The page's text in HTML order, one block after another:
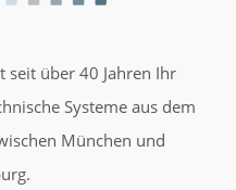
seit über 40 Jahren Ihr
Systeme aus dem
München und